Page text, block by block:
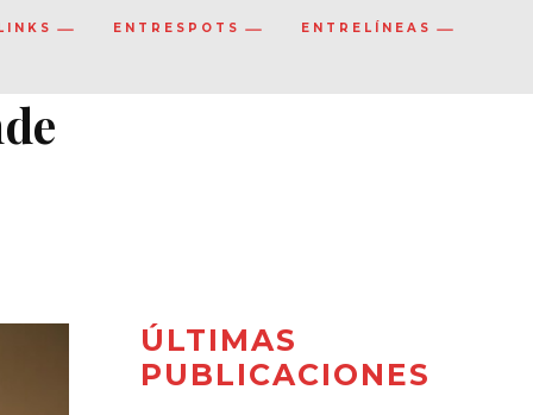
ENTRESPOTS ENTRELÍNEAS
ÚLTIMAS
PUBLICACIONES